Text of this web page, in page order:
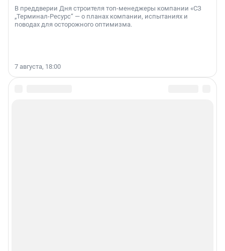
В преддверии Дня строителя топ-менеджеры компании «СЗ
„Терминал-Ресурс“ — о планах компании, испытаниях и
поводах для осторожного оптимизма.
7 августа, 18:00